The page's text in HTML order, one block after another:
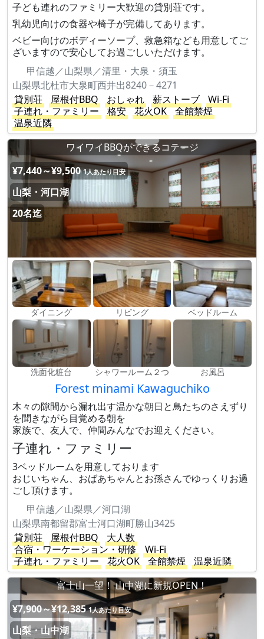
子ども連れのファミリー大歓迎の貸別荘です。
乳幼児向けの食器や椅子が完備してあります。
ベビー向けのボディーソープ、救急箱なども用意してご
ざいますので安心してお過ごしいただけます。
甲信越／山梨県／清里・大泉・須玉
山梨県北杜市大泉町西井出8240－4271
貸別荘
屋根付BBQ おしゃれ 薪ストーブ
Wi-Fi
子連れ・ファミリー
格安 花火OK
全館禁煙
温泉近隣
ワイワイBBQができるコテージ
¥7,440～¥9,500 1人あたり目安
山梨・河口湖
20名迄
ダイニング リビング ベッドルーム
洗面化粧台 シャワールーム２つ お風呂
Forest minami Kawaguchiko
木々の隙間から漏れ出す温かな朝日と鳥たちのさえずり
を聞きながら目覚める朝を
家族で、友人で、仲間みんなでお迎えください。
子連れ・ファミリー
3ベッドルームを用意しております
おじいちゃん、おばあちゃんとお孫さんでゆっくりお過
ごし頂けます。
甲信越／山梨県／河口湖
山梨県南都留郡富士河口湖町勝山3425
貸別荘
屋根付BBQ
大人数
合宿・ワーケーション・研修
Wi-Fi
子連れ・ファミリー
花火OK 全館禁煙
温泉近隣
富士山一望！ 山中湖に新規OPEN！
¥7,900～¥12,385 1人あたり目安
山梨・山中湖